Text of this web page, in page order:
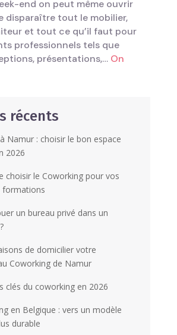
end on peut même ouvrir
disparaître tout le mobilier,
et tout ce qu’il faut pour
professionnels tels que
présentations,… On
récents
Namur : choisir le bon espace
2026
choisir le Coworking pour vos
formations
un bureau privé dans un
de domicilier votre
Coworking de Namur
clés du coworking en 2026
en Belgique : vers un modèle
durable